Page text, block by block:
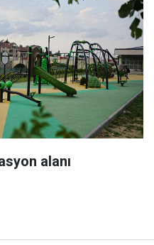
alanı